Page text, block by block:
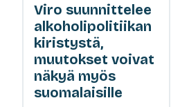
Viro suunnittelee
alkoholipolitiikan
kiristystä,
muutokset voivat
näkyä myös
suomalaisille